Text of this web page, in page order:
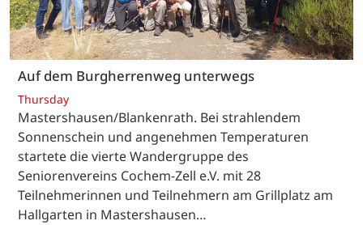
Auf dem Burgherrenweg unterwegs
Thursday
Mastershausen/Blankenrath. Bei strahlendem
Sonnenschein und angenehmen Temperaturen
startete die vierte Wandergruppe des
Seniorenvereins Cochem-Zell e.V. mit 28
Teilnehmerinnen und Teilnehmern am Grillplatz am
Hallgarten in Mastershausen…